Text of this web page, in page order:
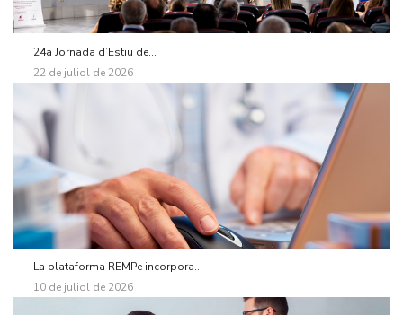
24a Jornada d’Estiu de...
22 de juliol de 2026
La plataforma REMPe incorpora...
10 de juliol de 2026